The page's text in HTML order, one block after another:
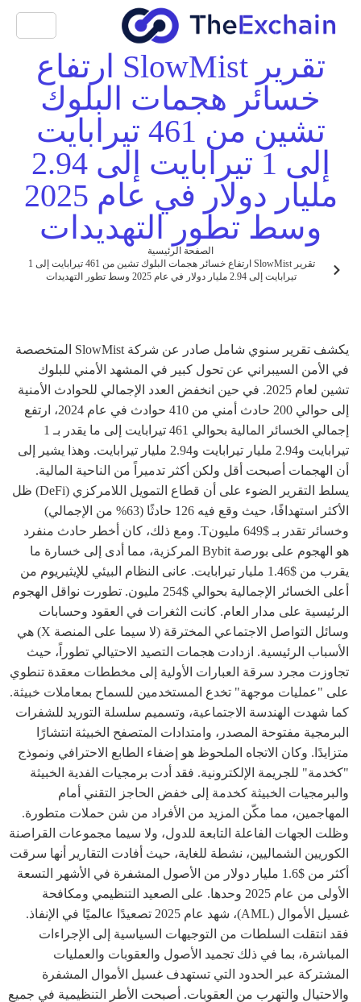
تقرير SlowMist ارتفاع
خسائر هجمات البلوك
تشين من 461 تيرابايت
إلى 1 تيرابايت إلى 2.94
مليار دولار في عام 2025
وسط تطور التهديدات
الصفحة الرئيسية
تقرير SlowMist ارتفاع خسائر هجمات البلوك تشين من 461 تيرابايت إلى 1
تيرابايت إلى 2.94 مليار دولار في عام 2025 وسط تطور التهديدات
يكشف تقرير سنوي شامل صادر عن شركة SlowMist المتخصصة
في الأمن السيبراني عن تحول كبير في المشهد الأمني للبلوك
تشين لعام 2025. في حين انخفض العدد الإجمالي للحوادث الأمنية
إلى حوالي 200 حادث أمني من 410 حوادث في عام 2024، ارتفع
إجمالي الخسائر المالية بحوالي 461 تيرابايت إلى ما يقدر بـ 1
تيرابايت و2.94 مليار تيرابايت و2.94 مليار تيرابايت. وهذا يشير إلى
أن الهجمات أصبحت أقل ولكن أكثر تدميراً من الناحية المالية.
يسلط التقرير الضوء على أن قطاع التمويل اللامركزي (DeFi) ظل
الأكثر استهدافًا، حيث وقع فيه 126 حادثًا (63% من الإجمالي)
وخسائر تقدر بـ $649 مليونT. ومع ذلك، كان أخطر حادث منفرد
هو الهجوم على بورصة Bybit المركزية، مما أدى إلى خسارة ما
يقرب من $1.46 مليار تيرابايت. عانى النظام البيئي للإيثيريوم من
أعلى الخسائر الإجمالية بحوالي $254 مليون. تطورت نواقل الهجوم
الرئيسية على مدار العام. كانت الثغرات في العقود وحسابات
وسائل التواصل الاجتماعي المخترقة (لا سيما على المنصة X) هي
الأسباب الرئيسية. ازدادت هجمات التصيد الاحتيالي تطوراً، حيث
تجاوزت مجرد سرقة العبارات الأولية إلى مخططات معقدة تنطوي
على "عمليات موجهة" تخدع المستخدمين للسماح بمعاملات خبيثة.
كما شهدت الهندسة الاجتماعية، وتسميم سلسلة التوريد للشفرات
البرمجية مفتوحة المصدر، وامتدادات المتصفح الخبيثة انتشارًا
متزايدًا. وكان الاتجاه الملحوظ هو إضفاء الطابع الاحترافي ونموذج
"كخدمة" للجريمة الإلكترونية. فقد أدت برمجيات الفدية الخبيثة
والبرمجيات الخبيثة كخدمة إلى خفض الحاجز التقني أمام
المهاجمين، مما مكّن المزيد من الأفراد من شن حملات متطورة.
وظلت الجهات الفاعلة التابعة للدول، ولا سيما مجموعات القراصنة
الكوريين الشماليين، نشطة للغاية، حيث أفادت التقارير أنها سرقت
أكثر من $1.6 مليار دولار من الأصول المشفرة في الأشهر التسعة
الأولى من عام 2025 وحدها. على الصعيد التنظيمي ومكافحة
غسيل الأموال (AML)، شهد عام 2025 تصعيدًا عالميًا في الإنفاذ.
فقد انتقلت السلطات من التوجيهات السياسية إلى الإجراءات
المباشرة، بما في ذلك تجميد الأصول والعقوبات والعمليات
المشتركة عبر الحدود التي تستهدف غسيل الأموال المشفرة
والاحتيال والتهرب من العقوبات. أصبحت الأطر التنظيمية في جميع